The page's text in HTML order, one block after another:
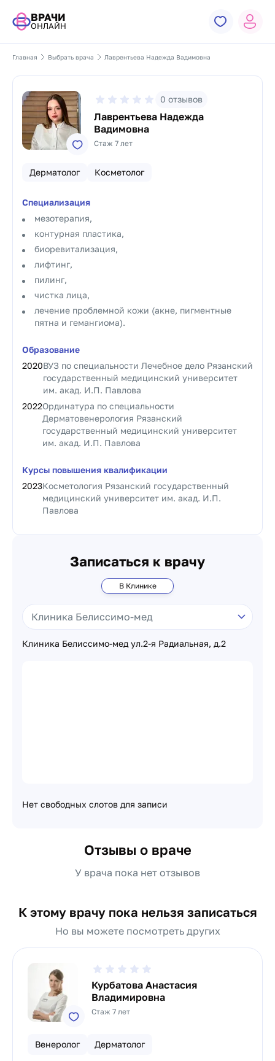
ВРАЧИ
ОНЛАЙН
Главная Выбрать врача Лаврентьева Надежда Вадимовна
0 отзывов
Лаврентьева Надежда
Вадимовна
Стаж 7 лет
Дерматолог Косметолог
Специализация
мезотерапия,
контурная пластика,
биоревитализация,
лифтинг,
пилинг,
чистка лица,
лечение проблемной кожи (акне, пигментные
пятна и гемангиома).
Образование
2020ВУЗ по специальности Лечебное дело Рязанский
государственный медицинский университет
им. акад. И.П. Павлова
2022Ординатура по специальности
Дерматовенерология Рязанский
государственный медицинский университет
им. акад. И.П. Павлова
Курсы повышения квалификации
2023Косметология Рязанский государственный
медицинский университет им. акад. И.П.
Павлова
Записаться к врачу
В Клинике
Клиника Белиссимо-мед ул.2-я Радиальная, д.2
Нет свободных слотов для записи
Отзывы о враче
У врача пока нет отзывов
К этому врачу пока нельзя записаться
Но вы можете посмотреть других
Курбатова Анастасия
Владимировна
Стаж 7 лет
Венеролог Дерматолог